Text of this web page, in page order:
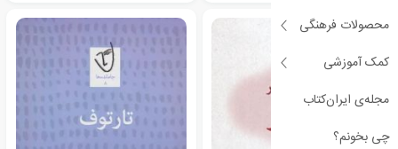
محصولات فرهنگی
کمک آموزشی
مجله‌ی ایران‌کتاب
چی بخونم؟